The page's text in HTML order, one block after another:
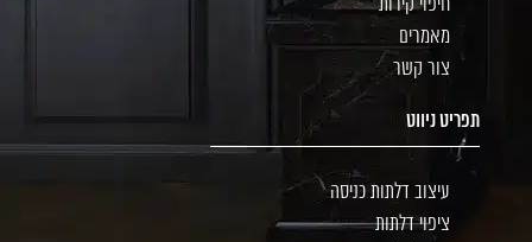
חיפוי קירות
מאמרים
צור קשר
תפריט ניווט
עיצוב דלתות כניסה
ציפוי דלתות